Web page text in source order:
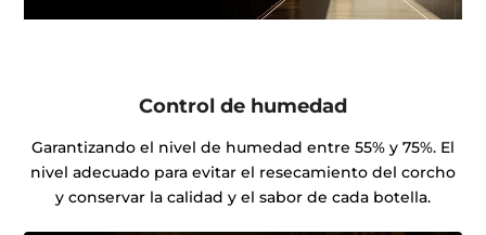
Control de humedad
Garantizando el nivel de humedad entre 55% y 75%. El
nivel adecuado para evitar el resecamiento del corcho
y conservar la calidad y el sabor de cada botella.